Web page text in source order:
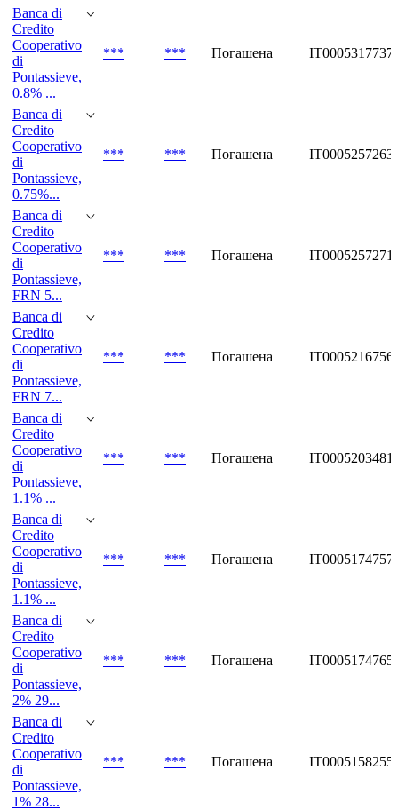
Banca di
Credito
Cooperativo
di
Pontassieve,
0.8% ...
*** *** Погашена IT0005317737
Banca di
Credito
Cooperativo
di
Pontassieve,
0.75%...
*** *** Погашена IT0005257263
Banca di
Credito
Cooperativo
di
Pontassieve,
FRN 5...
*** *** Погашена IT0005257271
Banca di
Credito
Cooperativo
di
Pontassieve,
FRN 7...
*** *** Погашена IT0005216756
Banca di
Credito
Cooperativo
di
Pontassieve,
1.1% ...
*** *** Погашена IT0005203481
Banca di
Credito
Cooperativo
di
Pontassieve,
1.1% ...
*** *** Погашена IT0005174757
Banca di
Credito
Cooperativo
di
Pontassieve,
2% 29...
*** *** Погашена IT0005174765
Banca di
Credito
Cooperativo
di
Pontassieve,
1% 28...
*** *** Погашена IT0005158255